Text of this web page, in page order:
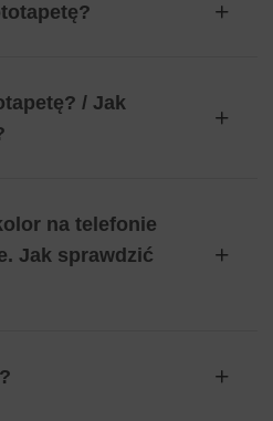
/ Jak
na telefonie
Jak sprawdzić